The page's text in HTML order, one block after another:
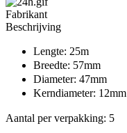
Fabrikant
Beschrijving
Lengte: 25m
Breedte: 57mm
Diameter: 47mm
Kerndiameter: 12mm
Aantal per verpakking: 5